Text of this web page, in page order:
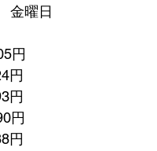
金曜日
円
円
円
円
円